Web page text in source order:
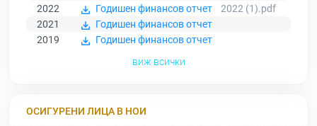
2022
Годишен финансов отчет
2022 (1).pdf
2021
Годишен финансов отчет
2019
Годишен финансов отчет
виж всички
ОСИГУРЕНИ ЛИЦА В НОИ